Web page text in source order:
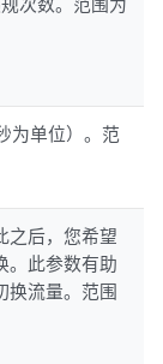
为单位）。范
之后，您希望
。此参数有助
换流量。范围